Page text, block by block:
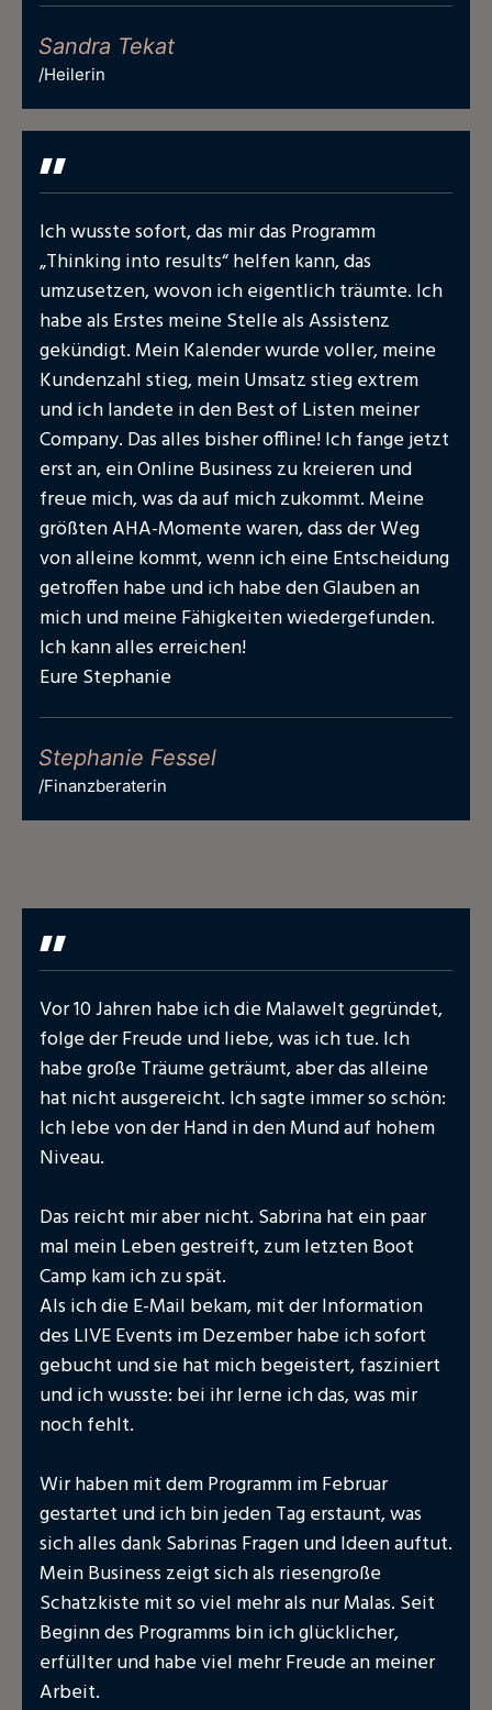
Sandra Tekat
/Heilerin
"
Ich wusste sofort, das mir das Programm
„Thinking into results“ helfen kann, das
umzusetzen, wovon ich eigentlich träumte. Ich
habe als Erstes meine Stelle als Assistenz
gekündigt. Mein Kalender wurde voller, meine
Kundenzahl stieg, mein Umsatz stieg extrem
und ich landete in den Best of Listen meiner
Company. Das alles bisher offline! Ich fange jetzt
erst an, ein Online Business zu kreieren und
freue mich, was da auf mich zukommt. Meine
größten AHA-Momente waren, dass der Weg
von alleine kommt, wenn ich eine Entscheidung
getroffen habe und ich habe den Glauben an
mich und meine Fähigkeiten wiedergefunden.
Ich kann alles erreichen!
Eure Stephanie
Stephanie Fessel
/Finanzberaterin
"
Vor 10 Jahren habe ich die Malawelt gegründet,
folge der Freude und liebe, was ich tue. Ich
habe große Träume geträumt, aber das alleine
hat nicht ausgereicht. Ich sagte immer so schön:
Ich lebe von der Hand in den Mund auf hohem
Niveau.
Das reicht mir aber nicht. Sabrina hat ein paar
mal mein Leben gestreift, zum letzten Boot
Camp kam ich zu spät.
Als ich die E-Mail bekam, mit der Information
des LIVE Events im Dezember habe ich sofort
gebucht und sie hat mich begeistert, fasziniert
und ich wusste: bei ihr lerne ich das, was mir
noch fehlt.
Wir haben mit dem Programm im Februar
gestartet und ich bin jeden Tag erstaunt, was
sich alles dank Sabrinas Fragen und Ideen auftut.
Mein Business zeigt sich als riesengroße
Schatzkiste mit so viel mehr als nur Malas. Seit
Beginn des Programms bin ich glücklicher,
erfüllter und habe viel mehr Freude an meiner
Arbeit.